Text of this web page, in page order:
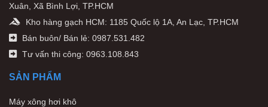
Xuân, Xã Bình Lợi, TP.HCM
Kho hàng gạch HCM: 1185 Quốc lộ 1A, An Lạc, TP.HCM
Bán buôn/ Bán lẻ: 0987.531.482
Tư vấn thi công: 0963.108.843
SẢN PHẨM
Máy xông hơi khô